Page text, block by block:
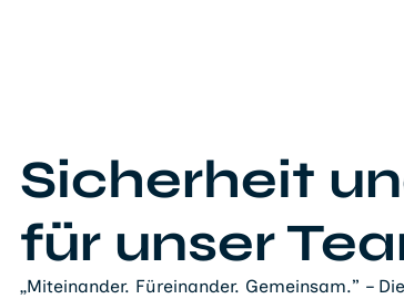
Sicherheit
für unser
„Miteinander. Füreinander. Gemeinsam.” –